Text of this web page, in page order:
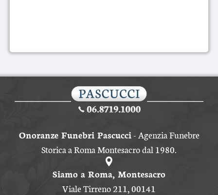
Onoranze Funebri Pascucci- Agenzia Funebre
Storica a Roma Montesacro dal 1980.
Siamo a Roma, Montesacro
Viale Tirreno 211, 00141